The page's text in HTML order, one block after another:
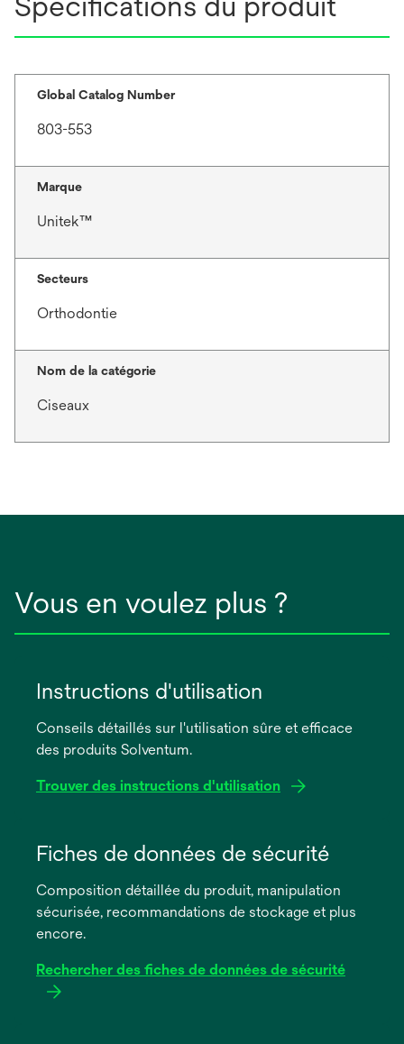
Global Catalog Number
803-553
Marque
Unitek™
Secteurs
Orthodontie
Nom de la catégorie
Ciseaux
Vous en voulez plus ?
Instructions d'utilisation
Conseils détaillés sur l'utilisation sûre et efficace
des produits Solventum.
Trouver des instructions d'utilisation
dans
nouvel
onglet
Fiches de données de sécurité
Composition détaillée du produit, manipulation
sécurisée, recommandations de stockage et plus
encore.
Rechercher des fiches de données de sécurité